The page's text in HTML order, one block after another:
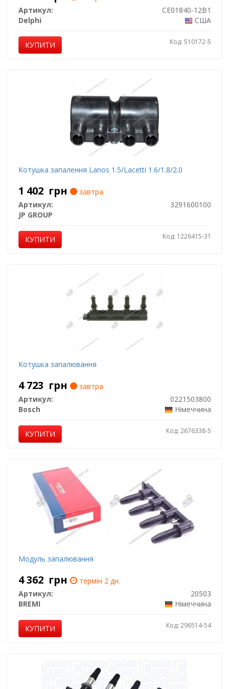
Артикул:
CE01840-12B1
Delphi
США
КУПИТИ Код: 510172-5
Котушка запалення Lanos 1.5/Lacetti 1.6/1.8/2.0
1 402 грн
завтра
Артикул:
3291600100
JP GROUP
КУПИТИ Код: 1226415-31
Котушка запалювання
4 723 грн
завтра
Артикул:
0221503800
Bosch
Німеччина
КУПИТИ Код: 2676338-5
Модуль запалювання
4 362 грн
термін 2 дн.
Артикул:
20503
BREMI
Німеччина
КУПИТИ Код: 296514-54